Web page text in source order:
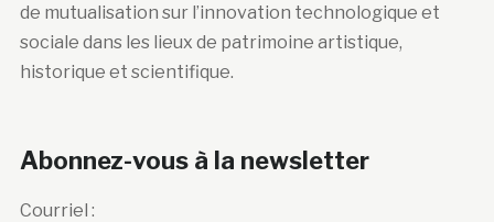
de mutualisation sur l’innovation technologique et
sociale dans les lieux de patrimoine artistique,
historique et scientifique.
Abonnez-vous à la newsletter
Courriel :